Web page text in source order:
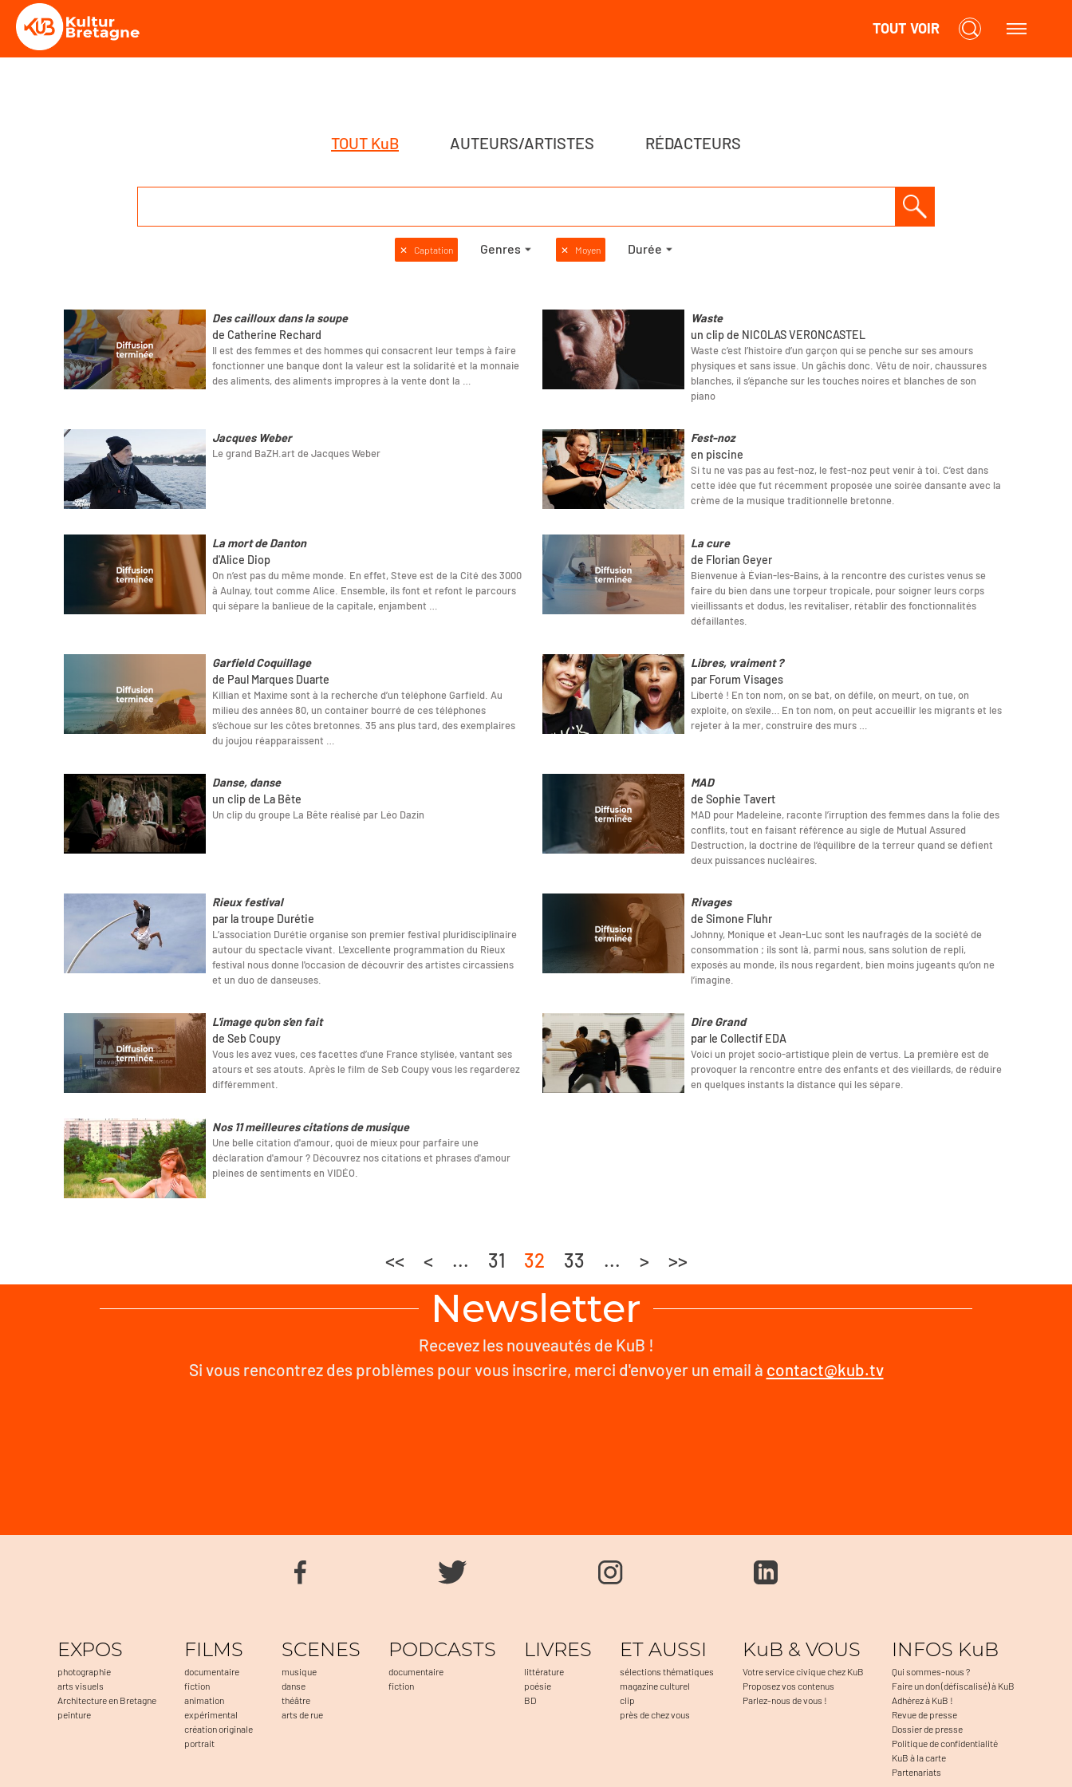
TOUT VOIR
TOUT KuB AUTEURS/ARTISTES RÉDACTEURS
✕ Captation Genres ✕ Moyen Durée
Des cailloux dans la soupe
de Catherine Rechard
Il est des femmes et des hommes qui consacrent leur temps à faire
fonctionner une banque dont la valeur est la solidarité et la monnaie
des aliments, des aliments impropres à la vente dont la …
Waste
un clip de NICOLAS VERONCASTEL
Waste c’est l’histoire d’un garçon qui se penche sur ses amours
physiques et sans issue. Un gâchis donc. Vêtu de noir, chaussures
blanches, il s’épanche sur les touches noires et blanches de son
piano
Jacques Weber
Le grand BaZH.art de Jacques Weber
Fest-noz
en piscine
Si tu ne vas pas au fest-noz, le fest-noz peut venir à toi. C’est dans
cette idée que fut récemment proposée une soirée dansante avec la
crème de la musique traditionnelle bretonne.
La mort de Danton
d'Alice Diop
On n’est pas du même monde. En effet, Steve est de la Cité des 3000
à Aulnay, tout comme Alice. Ensemble, ils font et refont le parcours
qui sépare la banlieue de la capitale, enjambent …
La cure
de Florian Geyer
Bienvenue à Évian-les-Bains, à la rencontre des curistes venus se
faire du bien dans une torpeur tropicale, pour soigner leurs corps
vieillissants et dodus, les revitaliser, rétablir des fonctionnalités
défaillantes.
Garfield Coquillage
de Paul Marques Duarte
Killian et Maxime sont à la recherche d’un téléphone Garfield. Au
milieu des années 80, un container bourré de ces téléphones
s’échoue sur les côtes bretonnes. 35 ans plus tard, des exemplaires
du joujou réapparaissent …
Libres, vraiment ?
par Forum Visages
Liberté ! En ton nom, on se bat, on défile, on meurt, on tue, on
exploite, on s’exile… En ton nom, on peut accueillir les migrants et les
rejeter à la mer, construire des murs …
Danse, danse
un clip de La Bête
Un clip du groupe La Bête réalisé par Léo Dazin
MAD
de Sophie Tavert
MAD pour Madeleine, raconte l’irruption des femmes dans la folie des
conflits, tout en faisant référence au sigle de Mutual Assured
Destruction, la doctrine de l’équilibre de la terreur quand se défient
deux puissances nucléaires.
Rieux festival
par la troupe Durétie
L’association Durétie organise son premier festival pluridisciplinaire
autour du spectacle vivant. L'excellente programmation du Rieux
festival nous donne l'occasion de découvrir des artistes circassiens
et un duo de danseuses.
Rivages
de Simone Fluhr
Johnny, Monique et Jean-Luc sont les naufragés de la société de
consommation ; ils sont là, parmi nous, sans solution de repli,
exposés au monde, ils nous regardent, bien moins jugeants qu’on ne
l’imagine.
L'image qu'on s'en fait
de Seb Coupy
Vous les avez vues, ces facettes d’une France stylisée, vantant ses
atours et ses atouts. Après le film de Seb Coupy vous les regarderez
différemment.
Dire Grand
par le Collectif EDA
Voici un projet socio-artistique plein de vertus. La première est de
provoquer la rencontre entre des enfants et des vieillards, de réduire
en quelques instants la distance qui les sépare.
Nos 11 meilleures citations de musique
Une belle citation d'amour, quoi de mieux pour parfaire une
déclaration d'amour ? Découvrez nos citations et phrases d'amour
pleines de sentiments en VIDÉO.
<< < ... 31 32 33 ... > >>
Newsletter
Recevez les nouveautés de KuB !
Si vous rencontrez des problèmes pour vous inscrire, merci d'envoyer un email à contact@kub.tv
EXPOS
photographie
arts visuels
Architecture en Bretagne
peinture
FILMS
documentaire
fiction
animation
expérimental
création originale
portrait
SCENES
musique
danse
théâtre
arts de rue
PODCASTS
documentaire
fiction
LIVRES
littérature
poésie
BD
ET AUSSI
sélections thématiques
magazine culturel
clip
près de chez vous
KuB & VOUS
Votre service civique chez KuB
Proposez vos contenus
Parlez-nous de vous !
INFOS KuB
Qui sommes-nous ?
Faire un don (défiscalisé) à KuB
Adhérez à KuB !
Revue de presse
Dossier de presse
Politique de confidentialité
KuB à la carte
Partenariats